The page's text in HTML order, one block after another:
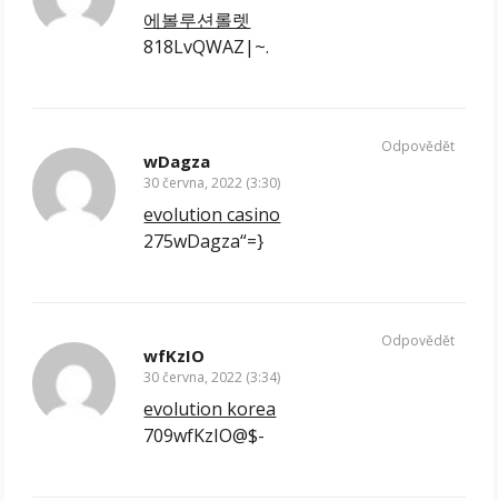
에볼루션롤렛
818LvQWAZ|~.
wDagza
30 června, 2022 (3:30)
evolution casino
275wDagza“=}
Odpovědět
wfKzIO
30 června, 2022 (3:34)
evolution korea
709wfKzIO@$-
Odpovědět